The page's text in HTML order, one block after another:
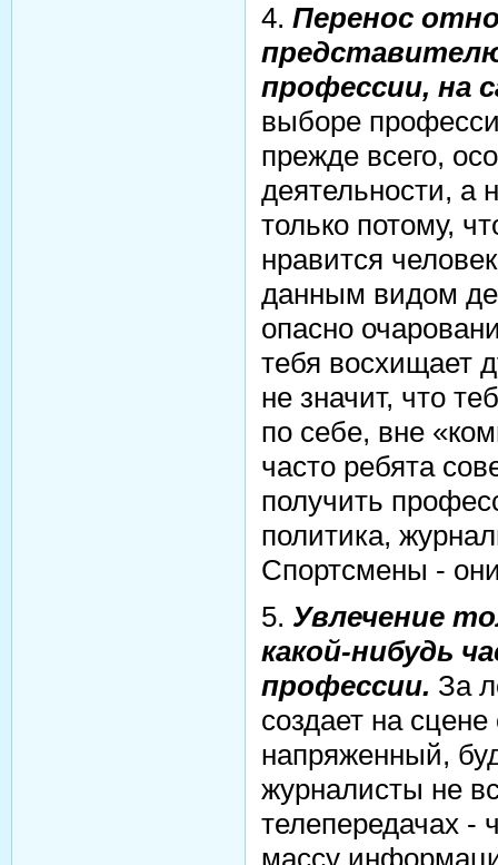
4. Перенос
профессии, на
выборе
прежде всего,
деятельности, а
только потому,
нравится
данным видом
опасно
тебя восхищает
не значит, что
по себе, вне
часто ребята
получить
политика,
Спортсмены -
5. Увлечение
какой-нибудь
профессии. За
создает на
напряженный,
журналисты не
телепередачах -